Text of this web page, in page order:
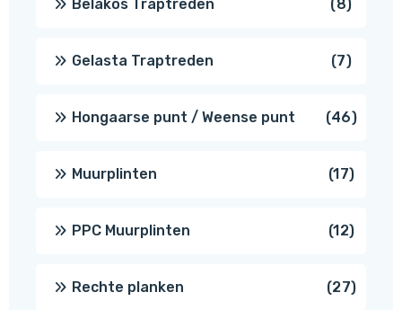
Belakos Traptreden 88
Gelasta Traptreden 77
Hongaarse punt / Weense punt 4646
Muurplinten 1717
PPC Muurplinten 1212
Rechte planken 2727